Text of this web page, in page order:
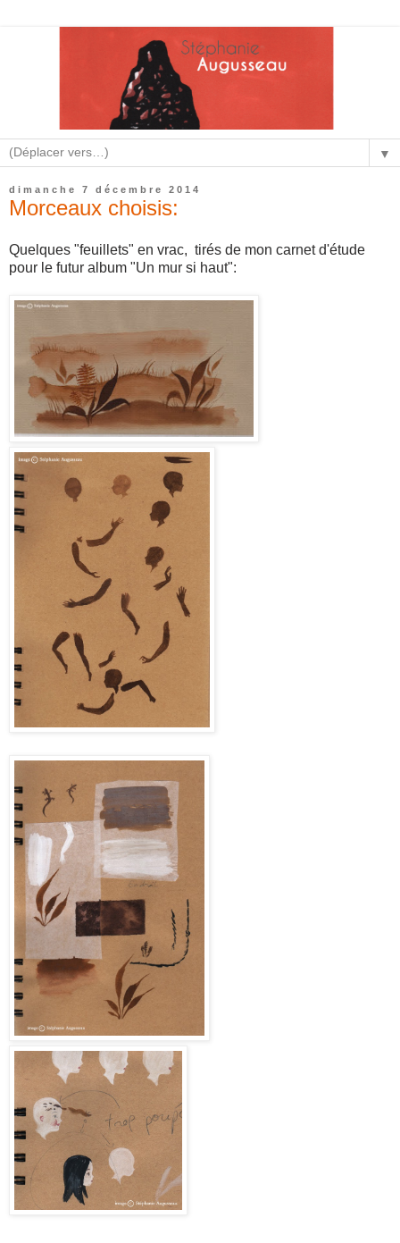
▼
dimanche 7 décembre 2014
Morceaux choisis:
Quelques "feuillets" en vrac, tirés de mon carnet d'étude
pour le futur album "Un mur si haut":